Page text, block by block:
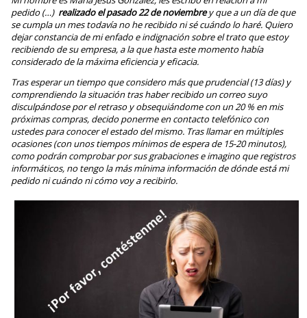
pedido (…) realizado el pasado 22 de noviembrey que a un día de que
se cumpla un mes todavía no he recibido ni sé cuándo lo haré. Quiero
dejar constancia de mi enfado e indignación sobre el trato que estoy
recibiendo de su empresa, a la que hasta este momento había
considerado de la máxima eficiencia y eficacia.
Tras esperar un tiempo que considero más que prudencial (13 días) y
comprendiendo la situación tras haber recibido un correo suyo
disculpándose por el retraso y obsequiándome con un 20 % en mis
próximas compras, decido ponerme en contacto telefónico con
ustedes para conocer el estado del mismo. Tras llamar en múltiples
ocasiones (con unos tiempos mínimos de espera de 15-20 minutos),
como podrán comprobar por sus grabaciones e imagino que registros
informáticos, no tengo la más mínima información de dónde está mi
pedido ni cuándo ni cómo voy a recibirlo.